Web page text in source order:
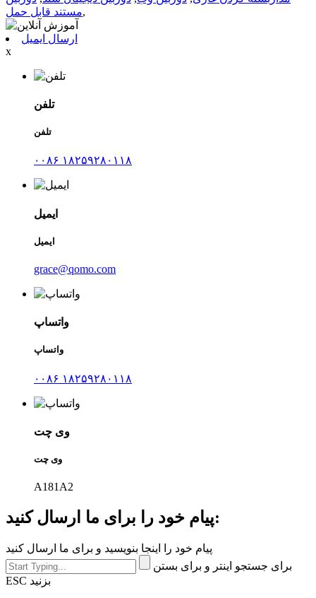
مستند قابل حمل,
ارسال ایمیل
x
تلفن
تلفن
۰۰۸۶ ۱۸۲۵۹۲۸۰۱۱۸
ایمیل
ایمیل
grace@qomo.com
واتساپ
واتساپ
۰۰۸۶ ۱۸۲۵۹۲۸۰۱۱۸
وی چت
وی چت
A181A2
پیام خود را برای ما ارسال کنید:
پیام خود را اینجا بنویسید و برای ما ارسال کنید
برای جستجو اینتر و برای بستن
ESC بزنید